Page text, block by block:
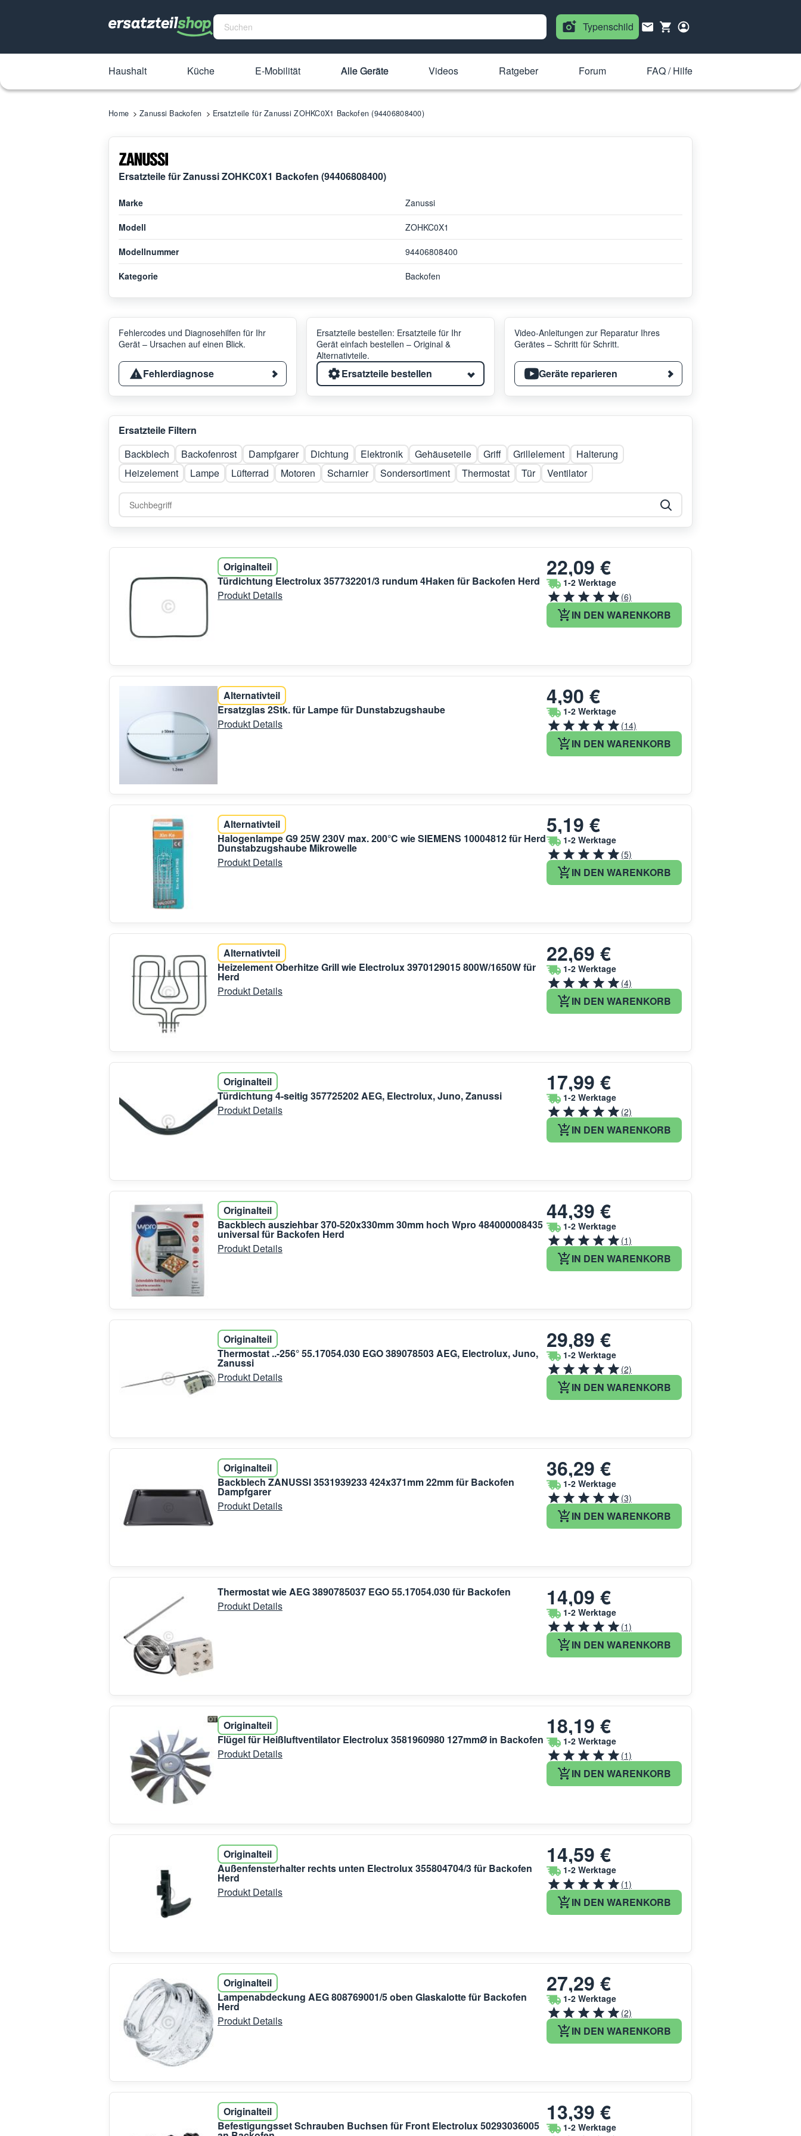
Typenschild
Haushalt Küche E-Mobilität Alle Geräte Videos Ratgeber Forum FAQ / Hilfe
Home Zanussi Backofen Ersatzteile für Zanussi ZOHKC0X1 Backofen (94406808400)
Ersatzteile für Zanussi ZOHKC0X1 Backofen (94406808400)
Marke Zanussi
Modell ZOHKC0X1
Modellnummer 94406808400
Kategorie Backofen
Fehlercodes und Diagnosehilfen für Ihr
Gerät – Ursachen auf einen Blick.
Fehlerdiagnose
Ersatzteile bestellen: Ersatzteile für Ihr
Gerät einfach bestellen – Original &
Alternativteile.
Ersatzteile bestellen
Video-Anleitungen zur Reparatur Ihres
Gerätes – Schritt für Schritt.
Geräte reparieren
Ersatzteile Filtern
Backblech
Backofenrost Dampfgarer Dichtung Elektronik Gehäuseteile Griff Grillelement
Halterung
Heizelement
Lampe Lüfterrad Motoren Scharnier Sondersortiment Thermostat Tür Ventilator
Originalteil
Türdichtung Electrolux 357732201/3 rundum 4Haken für Backofen Herd
Produkt Details
22,09 €
1-2 Werktage
(6)
IN DEN WARENKORB
Alternativteil
Ersatzglas 2Stk. für Lampe für Dunstabzugshaube
Produkt Details
4,90 €
1-2 Werktage
(14)
IN DEN WARENKORB
Alternativteil
Halogenlampe G9 25W 230V max. 200°C wie SIEMENS 10004812 für Herd
Dunstabzugshaube Mikrowelle
Produkt Details
5,19 €
1-2 Werktage
(5)
IN DEN WARENKORB
Alternativteil
Heizelement Oberhitze Grill wie Electrolux 3970129015 800W/1650W für
Herd
Produkt Details
22,69 €
1-2 Werktage
(4)
IN DEN WARENKORB
Originalteil
Türdichtung 4-seitig 357725202 AEG, Electrolux, Juno, Zanussi
Produkt Details
17,99 €
1-2 Werktage
(2)
IN DEN WARENKORB
Originalteil
Backblech ausziehbar 370-520x330mm 30mm hoch Wpro 484000008435
universal für Backofen Herd
Produkt Details
44,39 €
1-2 Werktage
(1)
IN DEN WARENKORB
Originalteil
Thermostat ..-256° 55.17054.030 EGO 389078503 AEG, Electrolux, Juno,
Zanussi
Produkt Details
29,89 €
1-2 Werktage
(2)
IN DEN WARENKORB
Originalteil
Backblech ZANUSSI 3531939233 424x371mm 22mm für Backofen
Dampfgarer
Produkt Details
36,29 €
1-2 Werktage
(3)
IN DEN WARENKORB
Thermostat wie AEG 3890785037 EGO 55.17054.030 für Backofen
Produkt Details
14,09 €
1-2 Werktage
(1)
IN DEN WARENKORB
Originalteil
Flügel für Heißluftventilator Electrolux 3581960980 127mmØ in Backofen
Produkt Details
18,19 €
1-2 Werktage
(1)
IN DEN WARENKORB
Originalteil
Außenfensterhalter rechts unten Electrolux 355804704/3 für Backofen
Herd
Produkt Details
14,59 €
1-2 Werktage
(1)
IN DEN WARENKORB
Originalteil
Lampenabdeckung AEG 808769001/5 oben Glaskalotte für Backofen
Herd
Produkt Details
27,29 €
1-2 Werktage
(2)
IN DEN WARENKORB
Originalteil
Befestigungsset Schrauben Buchsen für Front Electrolux 50293036005
13,39 €
1-2 Werktage